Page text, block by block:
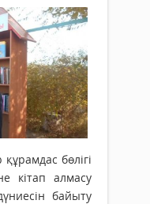
құрамдас бөлігі
кітап алмасу
байыту